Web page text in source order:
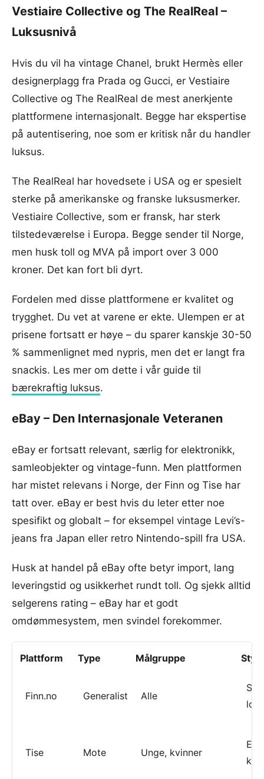
Vestiaire Collective og The RealReal –
Luksusnivå
Hvis du vil ha vintage Chanel, brukt Hermès eller
designerplagg fra Prada og Gucci, er Vestiaire
Collective og The RealReal de mest anerkjente
plattformene internasjonalt. Begge har ekspertise
på autentisering, noe som er kritisk når du handler
luksus.
The RealReal har hovedsete i USA og er spesielt
sterke på amerikanske og franske luksusmerker.
Vestiaire Collective, som er fransk, har sterk
tilstedeværelse i Europa. Begge sender til Norge,
men husk toll og MVA på import over 3 000
kroner. Det kan fort bli dyrt.
Fordelen med disse plattformene er kvalitet og
trygghet. Du vet at varene er ekte. Ulempen er at
prisene fortsatt er høye – du sparer kanskje 30-50
% sammenlignet med nypris, men det er langt fra
snackis. Les mer om dette i vår guide til
bærekraftig luksus.
eBay – Den Internasjonale Veteranen
eBay er fortsatt relevant, særlig for elektronikk,
samleobjekter og vintage-funn. Men plattformen
har mistet relevans i Norge, der Finn og Tise har
tatt over. eBay er best hvis du leter etter noe
spesifikt og globalt – for eksempel vintage Levi’s-
jeans fra Japan eller retro Nintendo-spill fra USA.
Husk at handel på eBay ofte betyr import, lang
leveringstid og usikkerhet rundt toll. Og sjekk alltid
selgerens rating – eBay har et godt
omdømmesystem, men svindel forekommer.
Plattform Type Målgruppe
Finn.no Generalist Alle
Tise Mote Unge, kvinner